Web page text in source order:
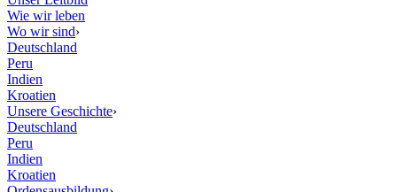
Wie wir leben
Wo wir sind›
Deutschland
Peru
Indien
Kroatien
Unsere Geschichte›
Deutschland
Peru
Indien
Kroatien